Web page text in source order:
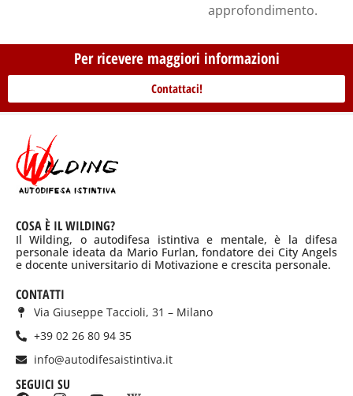
approfondimento.
Per ricevere maggiori informazioni
Contattaci!
COSA È IL WILDING?
Il Wilding, o autodifesa istintiva e mentale, è la difesa
personale ideata da Mario Furlan, fondatore dei City Angels
e docente universitario di Motivazione e crescita personale.
CONTATTI
Via Giuseppe Taccioli, 31 – Milano
+39 02 26 80 94 35
info@autodifesaistintiva.it
SEGUICI SU